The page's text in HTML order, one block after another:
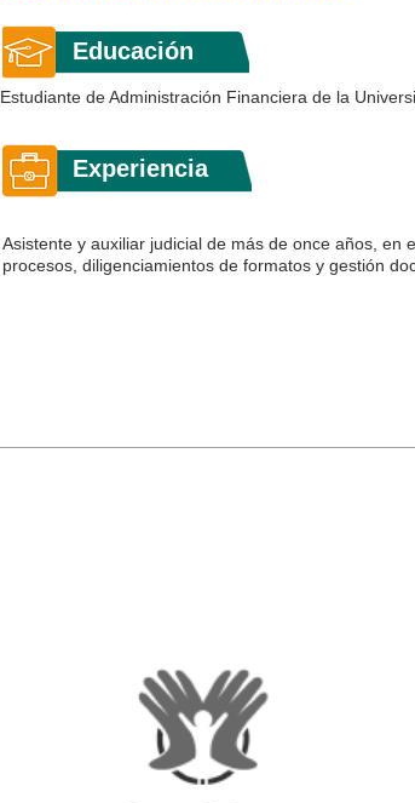
Educación
Estudiante de Administración Financiera de la
Experiencia
Asistente y auxiliar judicial de más de once años, en
procesos, diligenciamientos de formatos y gestión